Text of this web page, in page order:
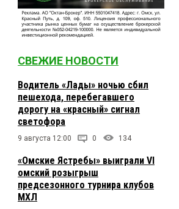
СВЕЖИЕ НОВОСТИ
Водитель «Лады» ночью сбил
пешехода, перебегавшего
дорогу на «красный» сигнал
светофора
9 августа 12:00 0 134
«Омские Ястребы» выиграли VI
омский розыгрыш
предсезонного турнира клубов
МХЛ